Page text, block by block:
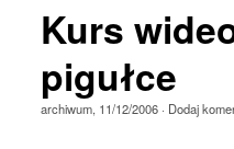
Archiwum
Wszystko
Aktualności
Kurs
pigułce
archiwum, 11/12/2006· Dodaj